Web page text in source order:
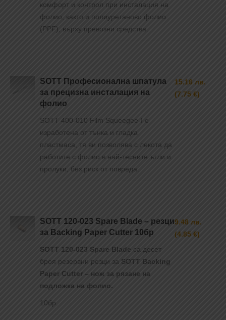
комфорт и контрол при инсталация на
фолио, както и полиуретаново фолио
(PPF), върху превозни средства.
SOTT Професионална шпатула
за прецизна инсталация на
фолио
SOTT 400-010 Film Squeegee-I е
изработена от тънка и гладка
пластмаса, тя ви позволява с лекота да
работите с фолио в най-тесните ъгли и
пролуки, без риск от повреда.
15.16 лв.
(7.75 €)
SOTT 120-023 Spare Blade – резци
за Backing Paper Cutter 10бр
SOTT 120-023 Spare Blade са десет
броя резервни резци за SOTT Backing
Paper Cutter – нож за рязане на
подложка на фолио.
10бр.
9.48 лв.
(4.85 €)